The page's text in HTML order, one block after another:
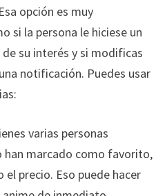
Esa opción es muy
si la persona le hiciese un
su interés y si modificas
notificación. Puedes usar
varias personas
han marcado como favorito,
el precio. Eso puede hacer